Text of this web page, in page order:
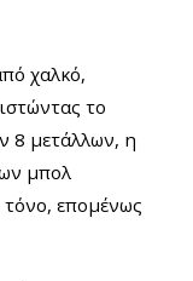
χαλκό,
το
8 μετάλλων, η
μπολ
τόνο, επομένως